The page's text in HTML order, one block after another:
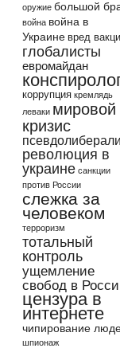
оружие большой
война война в
Украине вред
глобалисты
евромайдан
коррупция кремлядь
леваки мировой
кризис
революция в
украине санкции
против России
слежка за
человеком
терроризм
тотальный
контроль
ущемление
свобод в
цензура в
интернете
чипирование
шпионаж